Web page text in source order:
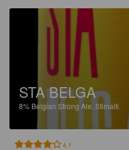
STA BELGA
8% Belgian Strong Ale. Stimalti.
4.1